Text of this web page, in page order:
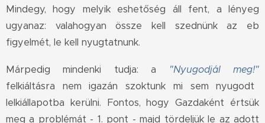
Mindegy, hogy melyik eshetőség áll fent, a lényeg
ugyanaz: valahogyan össze kell szednünk az eb
figyelmét, le kell nyugtatnunk.
Márpedig mindenki tudja: a
"Nyugodjál meg!"
felkiáltásra nem igazán szoktunk mi sem nyugodt
lelkiállapotba kerülni. Fontos, hogy Gazdaként értsük
meg a problémát - 1. pont - majd tördeljük le az adott